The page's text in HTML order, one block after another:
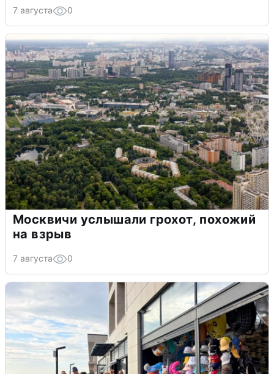
7 августа 0
Москвичи услышали грохот, похожий
на взрыв
7 августа 0